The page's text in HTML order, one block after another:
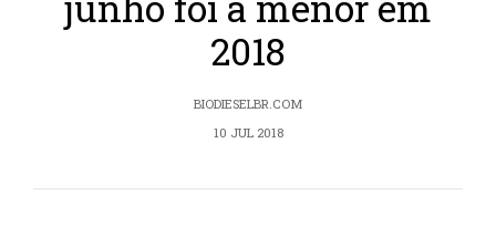
2018
BIODIESELBR.COM
10 JUL 2018